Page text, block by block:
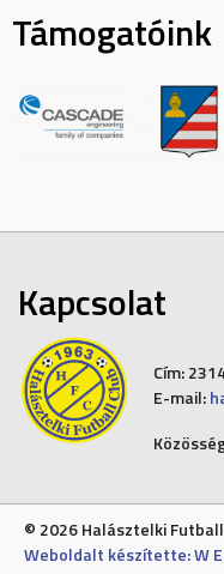
Támogatóink
Kapcsolat
Cím:
E-mail:
© 2026 Halásztelki
Weboldalt készítette: W E